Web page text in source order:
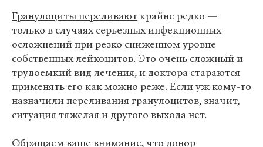
Гранулоциты переливаюткрайне редко —
только в случаях серьезных инфекционных
осложнений при резко сниженном уровне
собственных лейкоцитов. Это очень сложный и
трудоемкий вид лечения, и доктора стараются
применять его как можно реже. Если уж кому-то
назначили переливания гранулоцитов, значит,
ситуация тяжелая и другого выхода нет.
Обращаем ваше внимание, что донор